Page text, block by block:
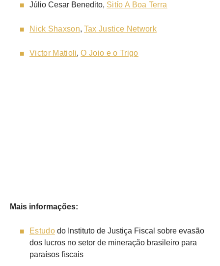
Júlio Cesar Benedito, Sitío A Boa Terra
Nick Shaxson, Tax Justice Network
Victor Matioli,O Joio e o Trigo
Mais informações:
Estudodo Instituto de Justiça Fiscal sobre evasão
dos lucros no setor de mineração brasileiro para
paraísos fiscais